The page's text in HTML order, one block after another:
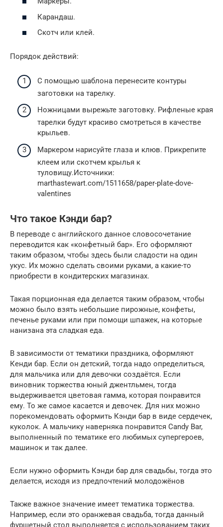
Карандаш.
Скотч или клей.
Порядок действий:
С помощью шаблона перенесите контуры
заготовки на тарелку.
Ножницами вырежьте заготовку. Рифленые края
тарелки будут красиво смотреться в качестве
крыльев.
Маркером нарисуйте глаза и клюв. Прикрепите
клеем или скотчем крылья к
туловищу.Источники:
marthastewart.com/1511658/paper-plate-dove-
valentines
Что такое Кэнди бар?
В переводе с английского данное словосочетание
переводится как «конфетный бар». Его оформляют
таким образом, чтобы здесь были сладости на один
укус. Их можно сделать своими руками, а какие-то
приобрести в кондитерских магазинах.
Такая порционная еда делается таким образом, чтобы
можно было взять небольшие пирожные, конфеты,
печенье руками или при помощи шпажек, на которые
нанизана эта сладкая еда.
В зависимости от тематики праздника, оформляют
Кенди бар. Если он детский, тогда надо определиться,
для мальчика или для девочки создаётся. Если
виновник торжества юный джентльмен, тогда
выдерживается цветовая гамма, которая понравится
ему. То же самое касается и девочек. Для них можно
порекомендовать оформить Кэнди бар в виде сердечек,
куколок. А мальчику наверняка понравится Candy Bar,
выполненный по тематике его любимых супергероев,
машинок и так далее.
Если нужно оформить Кэнди бар для свадьбы, тогда это
делается, исходя из предпочтений молодожёнов
Также важное значение имеет тематика торжества.
Например, если это оранжевая свадьба, тогда данный
фуршетный стол выполняется с использованием таких